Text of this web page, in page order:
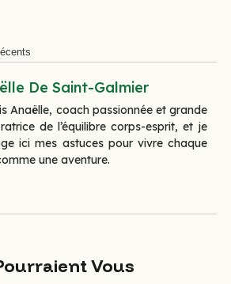
De Saint-Galmier
Anaëlle, coach passionnée et grande
de l’équilibre corps-esprit, et je
ici mes astuces pour vivre chaque
une aventure.
Vous